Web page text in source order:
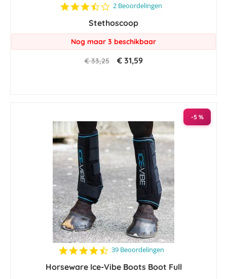
3.5
rating
2 Beoordelingen
Stethoscoop
Nog maar 3 beschikbaar
€ 33,25 € 31,59
-5 %
4.7
rating
39 Beoordelingen
Horseware Ice-Vibe Boots Boot Full